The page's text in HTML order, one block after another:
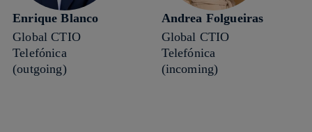
Enrique Blanco
Global CTIO
Telefónica
(outgoing)
Andrea Folgueiras
Global CTIO
Telefónica
(incoming)